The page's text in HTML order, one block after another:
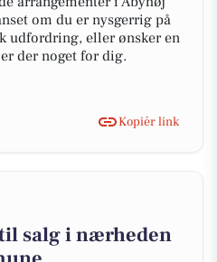
om du er nysgerrig på
udfordring, eller ønsker en
der noget for dig.
Kopiér link
salg i nærheden